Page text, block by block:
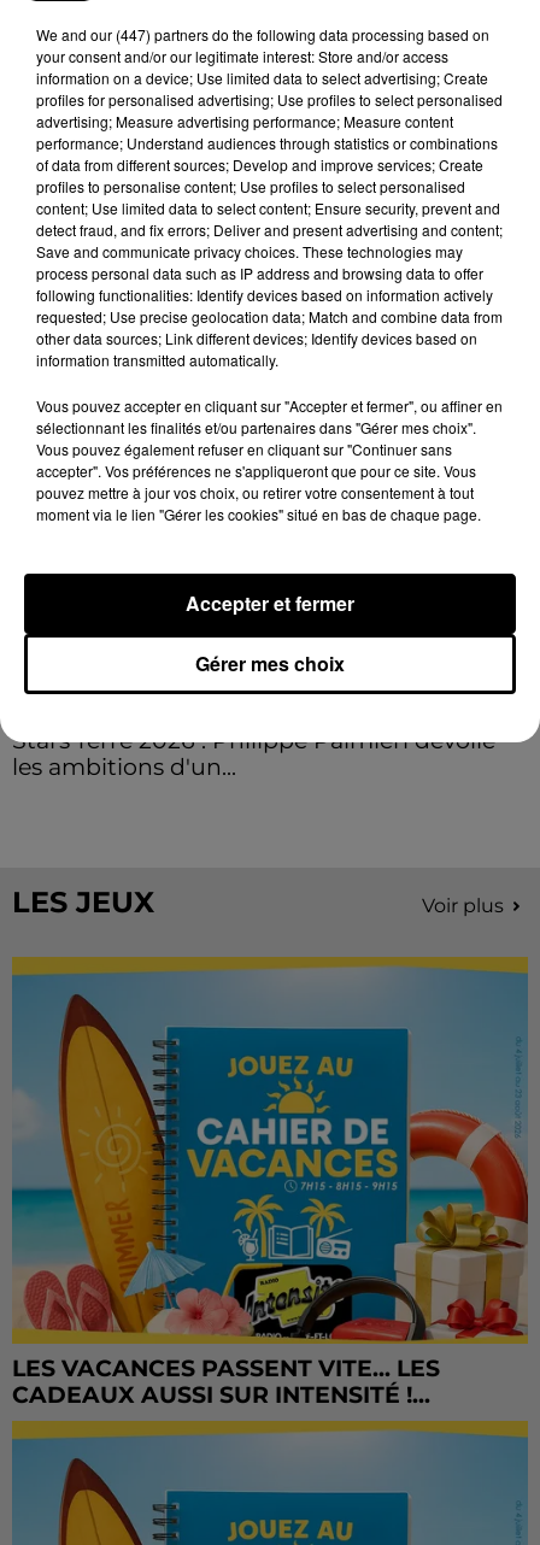
Coupe de France : les basketteurs chartrains
connaissent la...
Le C'CMBM affrontera un autre club de la région
Centre à l'occasion des 32es de finale de la Coupe de
France.
LE GRAND FORMAT
Stars'Terre 2026 : Philippe Palmieri dévoile
les ambitions d'un...
LES JEUX Voir plus
LES VACANCES PASSENT VITE... LES
CADEAUX AUSSI SUR INTENSITÉ !...
We and our (447) partnersdo the following data processing based on
your consent and/or our legitimate interest: Store and/or access
information on a device; Use limited data to select advertising; Create
profiles for personalised advertising; Use profiles to select personalised
advertising; Measure advertising performance; Measure content
performance; Understand audiences through statistics or combinations
of data from different sources; Develop and improve services; Create
profiles to personalise content; Use profiles to select personalised
content; Use limited data to select content; Ensure security, prevent and
detect fraud, and fix errors; Deliver and present advertising and content;
Save and communicate privacy choices. These technologies may
process personal data such as IP address and browsing data to offer
following functionalities: Identify devices based on information actively
requested; Use precise geolocation data; Match and combine data from
other data sources; Link different devices; Identify devices based on
information transmitted automatically.
Vous pouvez accepter en cliquant sur "Accepter et fermer", ou affiner en
sélectionnant les finalités et/ou partenaires dans "Gérer mes choix".
Vous pouvez également refuser en cliquant sur "Continuer sans
accepter". Vos préférences ne s'appliqueront que pour ce site. Vous
pouvez mettre à jour vos choix, ou retirer votre consentement à tout
moment via le lien "Gérer les cookies" situé en bas de chaque page.
Gérer mes choix
Accepter et fermer